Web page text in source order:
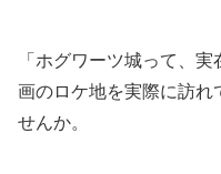
「ホグワーツ城って、
画のロケ地を実際に訪れ
せんか。